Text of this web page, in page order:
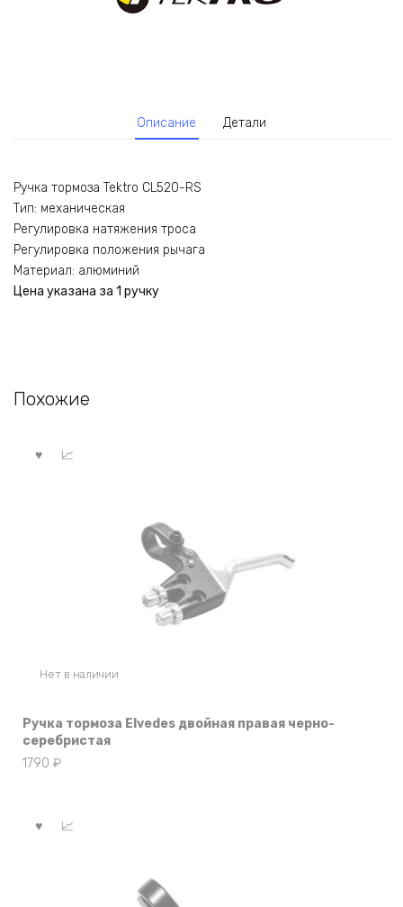
Описание Детали
Ручка тормоза Tektro CL520-RS
Тип: механическая
Регулировка натяжения троса
Регулировка положения рычага
Материал: алюминий
Цена указана за 1 ручку
Похожие
Нет в наличии
Ручка тормоза Elvedes двойная правая черно-
серебристая
1790 ₽